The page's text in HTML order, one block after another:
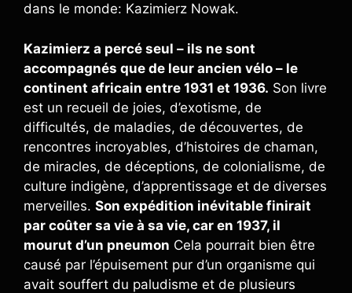
dans le monde: Kazimierz Nowak.
Kazimierz a percé seul – ils ne sont
accompagnés que de leur ancien vélo – le
continent africain entre 1931 et 1936. Son livre
est un recueil de joies, d’exotisme, de
difficultés, de maladies, de découvertes, de
rencontres incroyables, d’histoires de chaman,
de miracles, de déceptions, de colonialisme, de
culture indigène, d’apprentissage et de diverses
merveilles. Son expédition inévitable finirait
par coûter sa vie à sa vie, car en 1937, il
mourut d’un pneumon Cela pourrait bien être
causé par l’épuisement pur d’un organisme qui
avait souffert du paludisme et de plusieurs